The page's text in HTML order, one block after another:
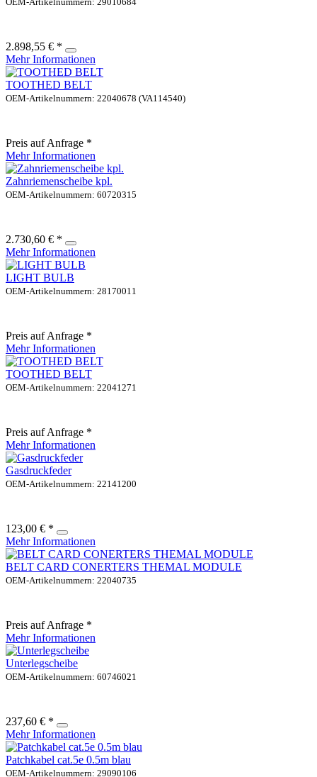
2.898,55 € *
Mehr Informationen
TOOTHED BELT
OEM-Artikelnummern: 22040678 (VA114540)
Preis auf Anfrage *
Mehr Informationen
Zahnriemenscheibe kpl.
OEM-Artikelnummern: 60720315
2.730,60 € *
Mehr Informationen
LIGHT BULB
OEM-Artikelnummern: 28170011
Preis auf Anfrage *
Mehr Informationen
TOOTHED BELT
OEM-Artikelnummern: 22041271
Preis auf Anfrage *
Mehr Informationen
Gasdruckfeder
OEM-Artikelnummern: 22141200
123,00 € *
Mehr Informationen
BELT CARD CONERTERS THEMAL MODULE
OEM-Artikelnummern: 22040735
Preis auf Anfrage *
Mehr Informationen
Unterlegscheibe
OEM-Artikelnummern: 60746021
237,60 € *
Mehr Informationen
Patchkabel cat.5e 0.5m blau
OEM-Artikelnummern: 29090106